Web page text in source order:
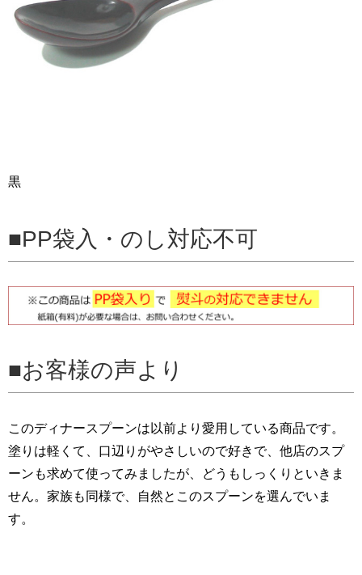
黒
PP袋入・のし対応不可
お客様の声より
このディナースプーンは以前より愛用している商品です。
塗りは軽くて、口辺りがやさしいので好きで、他店のスプ
ーンも求めて使ってみましたが、どうもしっくりといきま
せん。家族も同様で、自然とこのスプーンを選んでいま
す。